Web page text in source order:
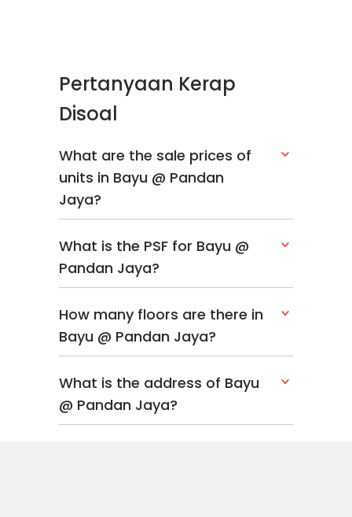
Pertanyaan Kerap
Disoal
What are the sale prices of
units in Bayu @ Pandan
Jaya?
What is the PSF for Bayu @
Pandan Jaya?
How many floors are there in
Bayu @ Pandan Jaya?
What is the address of Bayu
@ Pandan Jaya?